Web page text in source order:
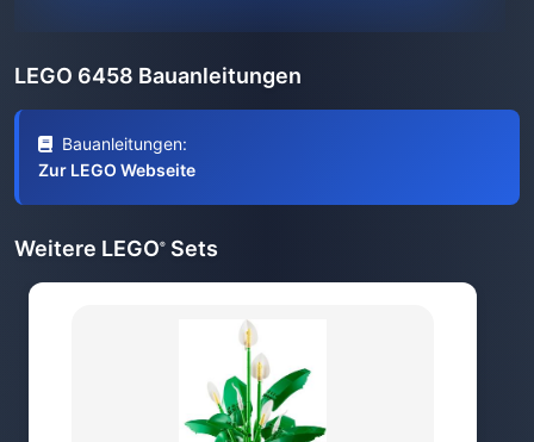
LEGO 6458 Bauanleitungen
Bauanleitungen:
Zur LEGO Webseite
Weitere LEGO® Sets